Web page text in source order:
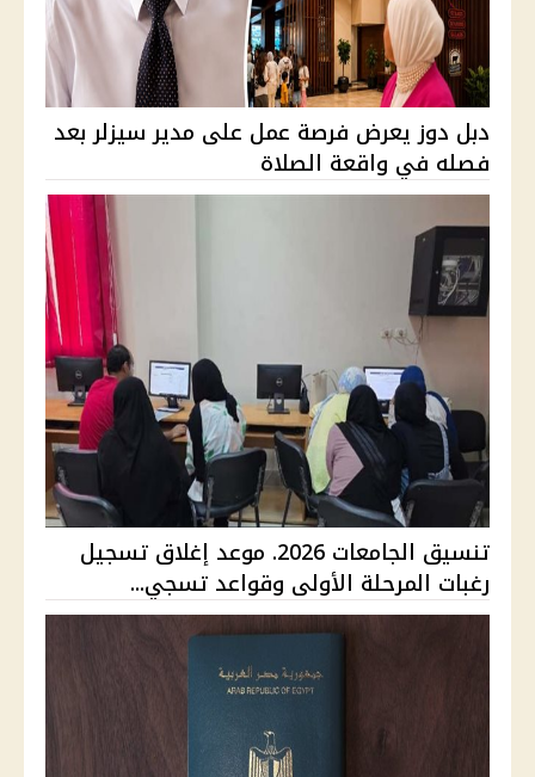
دبل دوز يعرض فرصة عمل على مدير سيزلر بعد
فصله في واقعة الصلاة
تنسيق الجامعات 2026. موعد إغلاق تسجيل
رغبات المرحلة الأولى وقواعد تسجي...